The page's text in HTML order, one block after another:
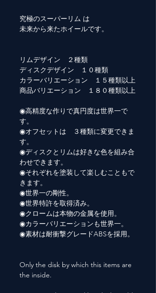
究極のスーパーリム は
未来から来たホイールです。
リムデザイン ２種類
ディスクデザイン １０種類
カラーバリエーション １５種類以上
商品バリエーション １８０種類以上
◉高精度な作りで真円度は世界一で
す。
◉オフセットは ３種類に変更できま
す。
◉ディスクとリムは好きな色を組み合
わせできます。
◉それぞれを塗装して楽しむこともで
きます。
◉世界一の剛性。
◉世界特許を取得済み。
◉クロームは本物の金属を使用。
◉カラーバリエーションも世界一。
◉素材は耐衝撃グレードABSを採用。
Only the disk by which this items are
the inside.